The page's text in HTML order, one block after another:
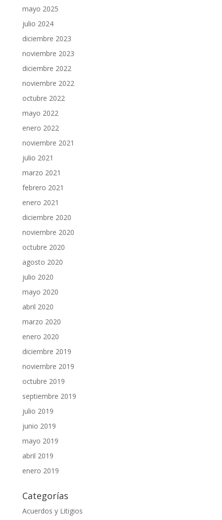
mayo 2025
julio 2024
diciembre 2023
noviembre 2023
diciembre 2022
noviembre 2022
octubre 2022
mayo 2022
enero 2022
noviembre 2021
julio 2021
marzo 2021
febrero 2021
enero 2021
diciembre 2020
noviembre 2020
octubre 2020
agosto 2020
julio 2020
mayo 2020
abril 2020
marzo 2020
enero 2020
diciembre 2019
noviembre 2019
octubre 2019
septiembre 2019
julio 2019
junio 2019
mayo 2019
abril 2019
enero 2019
Categorías
Acuerdos y Litigios